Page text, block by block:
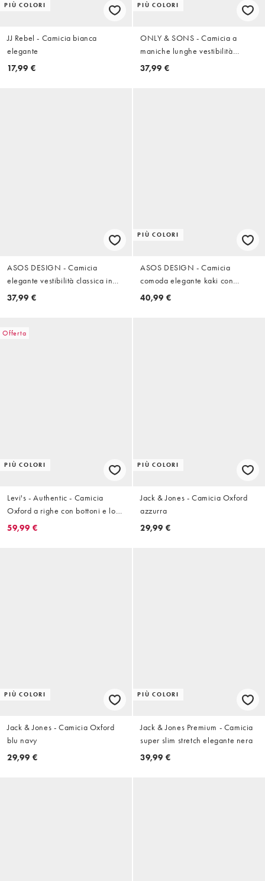
PIÙ COLORI
JJ Rebel - Camicia bianca
elegante
17,99 €
PIÙ COLORI
ONLY & SONS - Camicia a
maniche lunghe vestibilità
classica bianca in misto lino
37,99 €
ASOS DESIGN - Camicia
elegante vestibilità classica in
misto lino bianco
37,99 €
PIÙ COLORI
ASOS DESIGN - Camicia
comoda elegante kaki con
bottoni a pressione
40,99 €
Offerta
PIÙ COLORI
Levi's - Authentic - Camicia
Oxford a righe con bottoni e logo
tono su tono azzurro/bianco
59,99 €
PIÙ COLORI
Jack & Jones - Camicia Oxford
azzurra
29,99 €
PIÙ COLORI
Jack & Jones - Camicia Oxford
blu navy
29,99 €
PIÙ COLORI
Jack & Jones Premium - Camicia
super slim stretch elegante nera
39,99 €